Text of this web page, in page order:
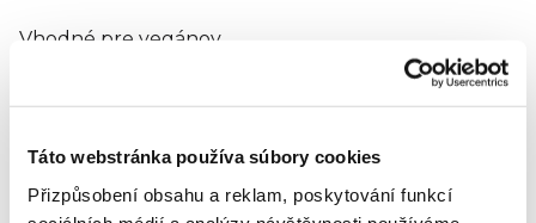
Táto webstránka používa súbory cookies
Přizpůsobení obsahu a reklam, poskytování funkcí
Vhodné pre vegánov
Podávajte priamo z vrecka.
Alebo na lyžičke.